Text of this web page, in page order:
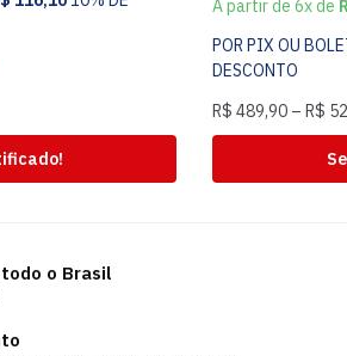
A partir de 6x de
POR PIX OU
DESCONTO
R$ 489,90 – R$
o Brasil